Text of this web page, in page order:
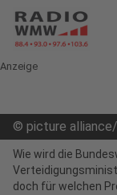
Anzeige
© picture
Wie wird die
doch für welchen